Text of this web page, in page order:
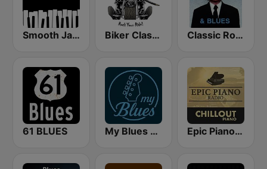
Smooth Jazz - Groov Biker Classic Rock Radio Classic Rock & Blues
61 BLUES My Blues Radio Epic Piano - CHILLOUT PIANO